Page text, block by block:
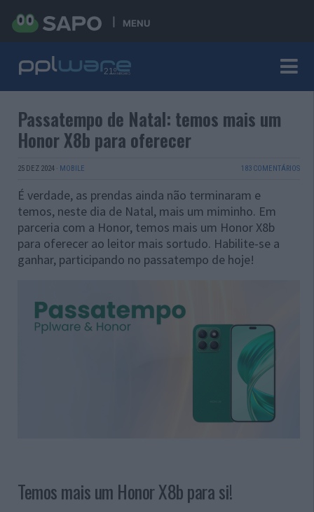
MENU
Passatempo de Natal: temos mais um
Honor X8b para oferecer
25 DEZ 2024 · MOBILE 183 COMENTÁRIOS
É verdade, as prendas ainda não terminaram e
temos, neste dia de Natal, mais um miminho. Em
parceria com a Honor, temos mais um Honor X8b
para oferecer ao leitor mais sortudo. Habilite-se a
ganhar, participando no passatempo de hoje!
Temos mais um Honor X8b para si!